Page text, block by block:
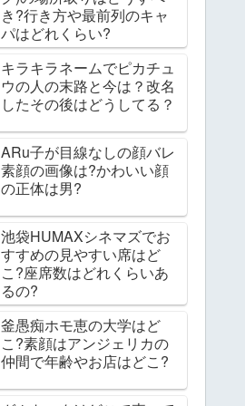
き?行き方や最前列のキャ
パはどれくらい?
キラキラネームでピカチュ
ウの人の末路と今は？改名
したその後はどうしてる？
ARu子が目線なしの顔バレ
素顔の画像は?かわいい顔
の正体は男?
池袋HUMAXシネマズでお
すすめの見やすい席はど
こ?座席数はどれくらいあ
るの?
釜愚痴ホモ恵の大学はど
こ?素顔はアンジェリカの
仲間で年齢やお店はどこ?